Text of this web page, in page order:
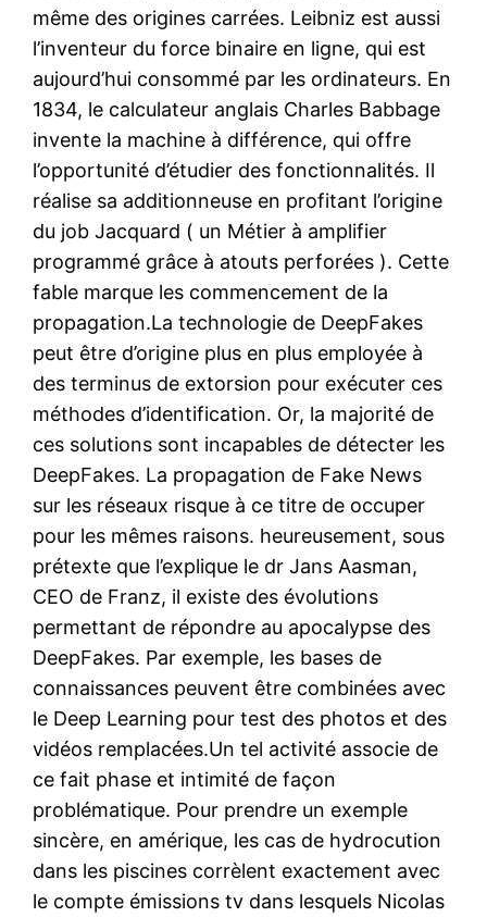
même des origines carrées. Leibniz est aussi
l’inventeur du force binaire en ligne, qui est
aujourd’hui consommé par les ordinateurs. En
1834, le calculateur anglais Charles Babbage
invente la machine à différence, qui offre
l’opportunité d’étudier des fonctionnalités. Il
réalise sa additionneuse en profitant l’origine
du job Jacquard ( un Métier à amplifier
programmé grâce à atouts perforées ). Cette
fable marque les commencement de la
propagation.La technologie de DeepFakes
peut être d’origine plus en plus employée à
des terminus de extorsion pour exécuter ces
méthodes d’identification. Or, la majorité de
ces solutions sont incapables de détecter les
DeepFakes. La propagation de Fake News
sur les réseaux risque à ce titre de occuper
pour les mêmes raisons. heureusement, sous
prétexte que l’explique le dr Jans Aasman,
CEO de Franz, il existe des évolutions
permettant de répondre au apocalypse des
DeepFakes. Par exemple, les bases de
connaissances peuvent être combinées avec
le Deep Learning pour test des photos et des
vidéos remplacées.Un tel activité associe de
ce fait phase et intimité de façon
problématique. Pour prendre un exemple
sincère, en amérique, les cas de hydrocution
dans les piscines corrèlent exactement avec
le compte émissions tv dans lesquels Nicolas